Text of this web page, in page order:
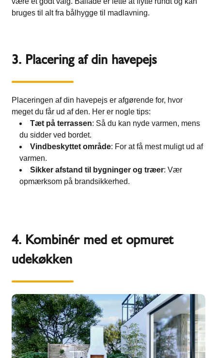
bruges til alt fra bålhygge til madlavning.
3. Placering af din havepejs
Placeringen af din havepejs er afgørende for, hvor
meget du får ud af den. Her er nogle tips:
Tæt på terrassen: Så du kan nyde varmen, mens
du sidder ved bordet.
Vindbeskyttet område: For at få mest muligt ud af
varmen.
Sikker afstand til bygninger og træer: Vær
opmærksom på brandsikkerhed.
4. Kombinér med et opmuret
udekøkken